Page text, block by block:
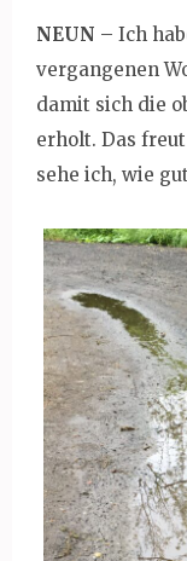
NEUN – Ich
vergangenen
damit sich die
erholt. Das
sehe ich, wie